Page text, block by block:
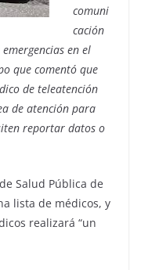
comuni
cación
en el
que comentó que
de teleatención
de atención para
reportar datos o
Salud Pública de
lista de médicos, y
realizará “un